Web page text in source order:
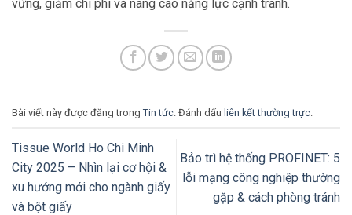
vững, giảm chi phí và nâng cao năng lực cạnh tranh.
Bài viết này được đăng trong Tin tức. Đánh dấu liên kết thường trực.
Tissue World Ho Chi Minh
City 2025 – Nhìn lại cơ hội &
xu hướng mới cho ngành giấy
và bột giấy
Bảo trì hệ thống PROFINET: 5
lỗi mạng công nghiệp thường
gặp & cách phòng tránh